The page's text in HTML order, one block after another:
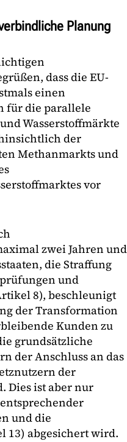
Planung
dass die EU-
einen
für die parallele
Wasserstoffmärkte
der
Methanmarkts und
vor
zwei Jahren und
die Straffung
und
8), beschleunigt
der Transformation
Kunden zu
grundsätzliche
der Anschluss an das
der
Dies ist aber nur
und die
13) abgesichert wird.